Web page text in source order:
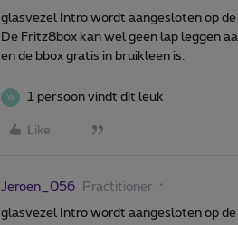
glasvezel Intro wordt aangesloten op
De Fritz8box kan wel geen lap leggen
en de bbox gratis in bruikleen is.
W 1 persoon vindt dit leuk
Like
Jeroen_056 Practitioner
glasvezel Intro wordt aangesloten op